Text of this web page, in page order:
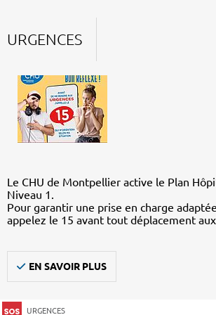
URGENCES
Le CHU de Montpellier active le Plan
Niveau 1.
Pour garantir une prise en charge
appelez le 15 avant tout déplacement
EN SAVOIR PLUS
URGENCES